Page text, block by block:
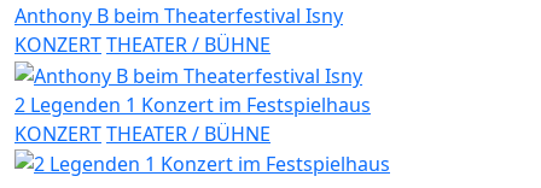
Anthony B beim Theaterfestival Isny
KONZERTTHEATER / BÜHNE
2 Legenden 1 Konzert im Festspielhaus
KONZERTTHEATER / BÜHNE